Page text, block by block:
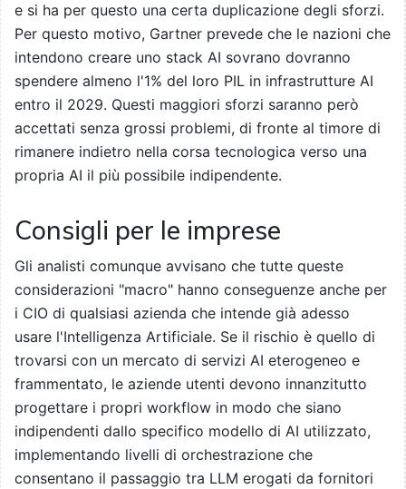
e si ha per questo una certa duplicazione degli sforzi.
Per questo motivo, Gartner prevede che le nazioni che
intendono creare uno stack AI sovrano dovranno
spendere almeno l'1% del loro PIL in infrastrutture AI
entro il 2029. Questi maggiori sforzi saranno però
accettati senza grossi problemi, di fronte al timore di
rimanere indietro nella corsa tecnologica verso una
propria AI il più possibile indipendente.
Consigli per le imprese
Gli analisti comunque avvisano che tutte queste
considerazioni "macro" hanno conseguenze anche per
i CIO di qualsiasi azienda che intende già adesso
usare l'Intelligenza Artificiale. Se il rischio è quello di
trovarsi con un mercato di servizi AI eterogeneo e
frammentato, le aziende utenti devono innanzitutto
progettare i propri workflow in modo che siano
indipendenti dallo specifico modello di AI utilizzato,
implementando livelli di orchestrazione che
consentano il passaggio tra LLM erogati da fornitori